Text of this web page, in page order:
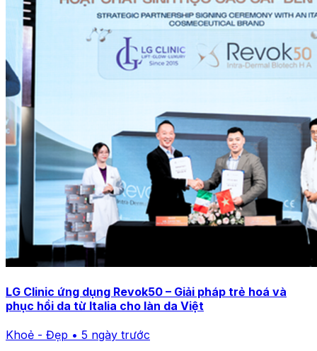
LG Clinic ứng dụng Revok50 – Giải pháp trẻ hoá và
phục hồi da từ Italia cho làn da Việt
Khoẻ - Đẹp • 5 ngày trước